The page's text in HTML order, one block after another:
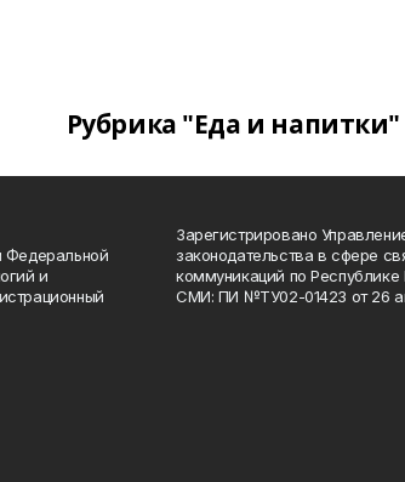
Рубрика "Еда и напитки"
Федеральной
и
Зарегистрировано
законодательства в сфере
коммуникаций по Республике
СМИ: ПИ №ТУ02-01423 от 26